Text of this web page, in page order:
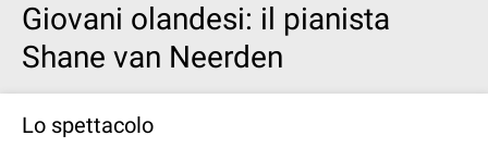
Giovani olandesi: il pianista
Shane van Neerden
Lo spettacolo